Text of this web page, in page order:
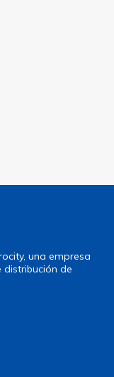
una empresa
de